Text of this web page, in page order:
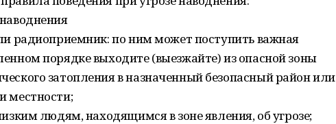
радиоприемник: по ним может поступить важная
порядке выходите (выезжайте) из опасной зоны
затопления в назначенный безопасный район или
местности;
людям, находящимся в зоне явления, об угрозе;